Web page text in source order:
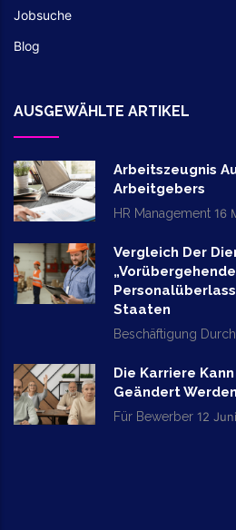
Jobsuche
Blog
AUSGEWÄHLTE ARTIKEL
Arbeitszeugnis
Arbeitgebers
HR Management 16
Vergleich Der
„vorübergehende
Staaten
Beschäftigung
Die Karriere
Geändert Werden
Für Bewerber 12